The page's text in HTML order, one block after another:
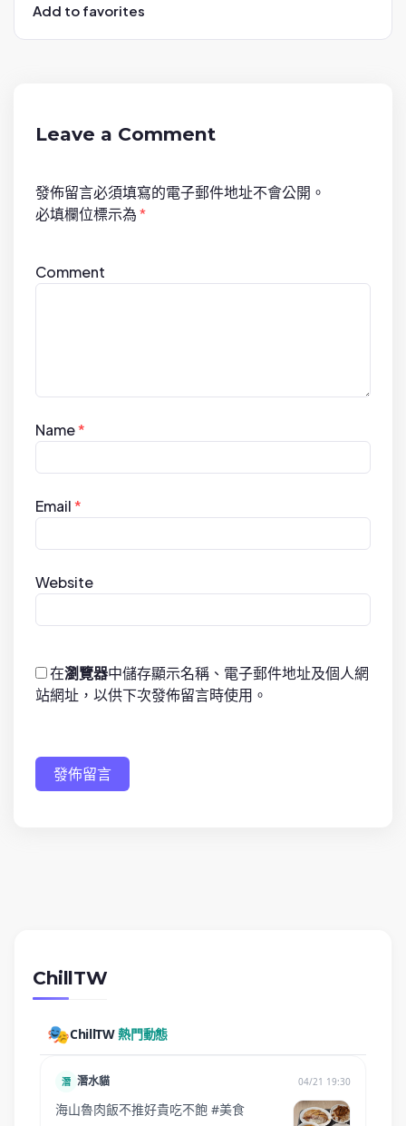
Add to favorites
Leave a Comment
發佈留言必須填寫的電子郵件地址不會公開。
必填欄位標示為*
Comment
Name*
Email*
Website
在瀏覽器中儲存顯示名稱、電子郵件地址及個人網
站網址，以供下次發佈留言時使用。
發佈留言
ChillTW